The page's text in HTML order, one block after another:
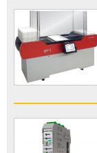
transmisssion